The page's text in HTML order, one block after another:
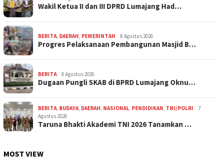
Wakil Ketua II dan III DPRD Lumajang Had…
BERITA DAERAH PEMERINTAH 8 Agustus 2026
Progres Pelaksanaan Pembangunan Masjid B…
BERITA 8 Agustus 2026
Dugaan Pungli SKAB di BPRD Lumajang Oknu…
BERITA BUDAYA DAERAH NASIONAL PENDIDIKAN TNI/POLRI
7
Agustus 2026
Taruna Bhakti Akademi TNI 2026 Tanamkan …
MOST VIEW